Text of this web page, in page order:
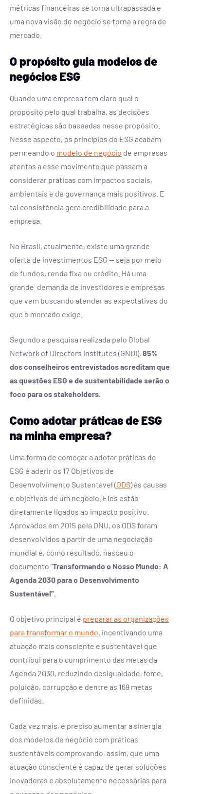
métricas financeiras se torna ultrapassada e
uma nova visão de negócio se torna a regra de
mercado.
O propósito guia modelos de
negócios ESG
Quando uma empresa tem claro qual o
propósito pelo qual trabalha, as decisões
estratégicas são baseadas nesse propósito.
Nesse aspecto, os princípios do ESG acabam
permeando o modelo de negócio de empresas
atentas a esse movimento que passam a
considerar práticas com impactos sociais,
ambientais e de governança mais positivos. E
tal consistência gera credibilidade para a
empresa.
No Brasil, atualmente, existe uma grande
oferta de investimentos ESG — seja por meio
de fundos, renda fixa ou crédito. Há uma
grande demanda de investidores e empresas
que vem buscando atender as expectativas do
que o mercado exige.
Segundo a pesquisa realizada pelo Global
Network of Directors Institutes (GNDI), 85%
dos conselheiros entrevistados acreditam que
as questões ESG e de sustentabilidade serão o
foco para os stakeholders.
Como adotar práticas de ESG
na minha empresa?
Uma forma de começar a adotar práticas de
ESG é aderir os 17 Objetivos de
Desenvolvimento Sustentável (ODS) às causas
e objetivos de um negócio. Eles estão
diretamente ligados ao impacto positivo.
Aprovados em 2015 pela ONU, os ODS foram
desenvolvidos a partir de uma negociação
mundial e, como resultado, nasceu o
documento “Transformando o Nosso Mundo: A
Agenda 2030 para o Desenvolvimento
Sustentável”.
O objetivo principal é preparar as organizações
para transformar o mundo, incentivando uma
atuação mais consciente e sustentável que
contribui para o cumprimento das metas da
Agenda 2030, reduzindo desigualdade, fome,
poluição, corrupção e dentre as 169 metas
definidas.
Cada vez mais, é preciso aumentar a sinergia
dos modelos de negócio com práticas
sustentáveis comprovando, assim, que uma
atuação consciente é capaz de gerar soluções
inovadoras e absolutamente necessárias para